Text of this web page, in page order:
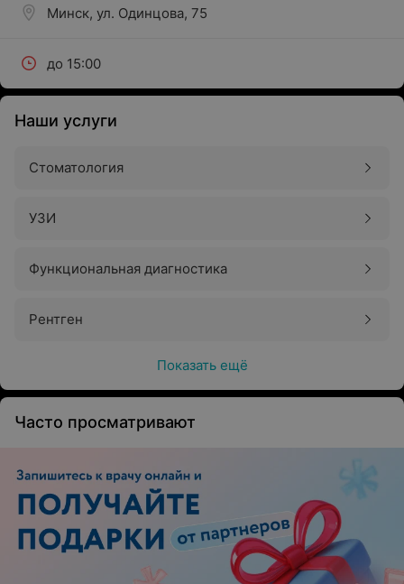
Минск, ул. Одинцова, 75
до 15:00
Наши услуги
Стоматология
УЗИ
Функциональная диагностика
Рентген
Показать ещё
Часто просматривают